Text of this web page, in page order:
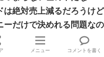
は絶対売上減るだろうけ
ーだけで決めれる問題なの
こに移行していくならと
ポリコレのせいでゲーム事
メニュー コメントを書く